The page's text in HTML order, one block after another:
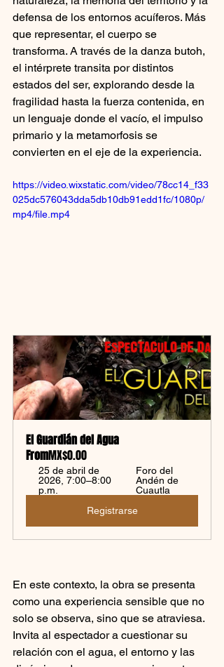
defensa de los entornos acuíferos. Más
que representar, el cuerpo se
transforma. A través de la danza butoh,
el intérprete transita por distintos
estados del ser, explorando desde la
fragilidad hasta la fuerza contenida, en
un lenguaje donde el vacío, el impulso
primario y la metamorfosis se
convierten en el eje de la experiencia.
https://video.wixstatic.com/video/78cc14_f33
025dc576043dda5db10db91edd1fc/1080p/
mp4/file.mp4
El Guardián del Agua
FromMX$0.00
25 de abril de
2026, 7:00–8:00
p.m.
Foro del
Andén de
Cuautla
Registrarse
En este contexto, la obra se presenta
como una experiencia sensible que no
solo se observa, sino que se atraviesa.
Invita al espectador a cuestionar su
relación con el agua, el entorno y las